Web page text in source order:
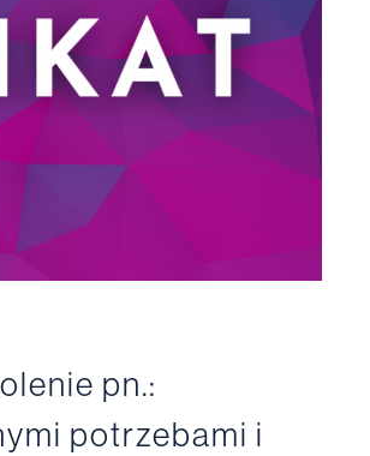
pn.:
potrzebami i